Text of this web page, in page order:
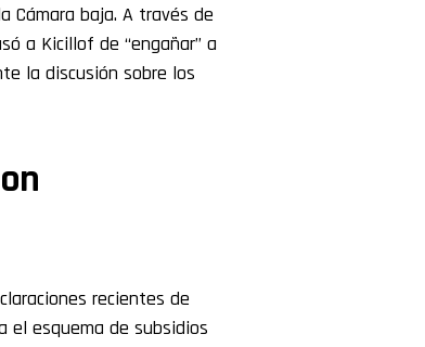
Cámara baja. A través de
a Kicillof de “engañar” a
la discusión sobre los
recientes de
el esquema de subsidios